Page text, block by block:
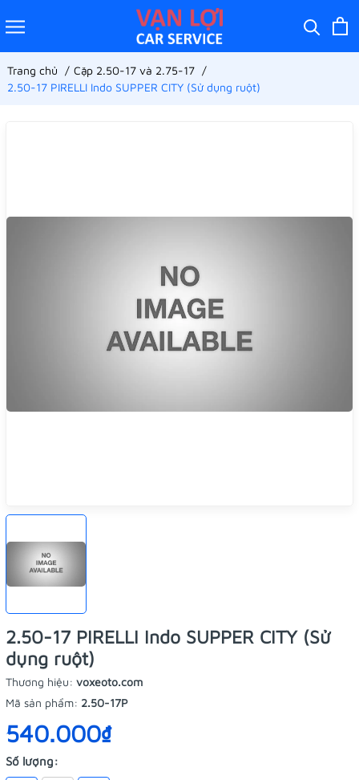
Trang chủ
Cặp 2.50-17 và 2.75-17
2.50-17 PIRELLI Indo SUPPER CITY (Sử dụng ruột)
2.50-17 PIRELLI Indo SUPPER CITY (Sử
dụng ruột)
Thương hiệu: voxeoto.com
Mã sản phẩm: 2.50-17P
540.000₫
Số lượng: